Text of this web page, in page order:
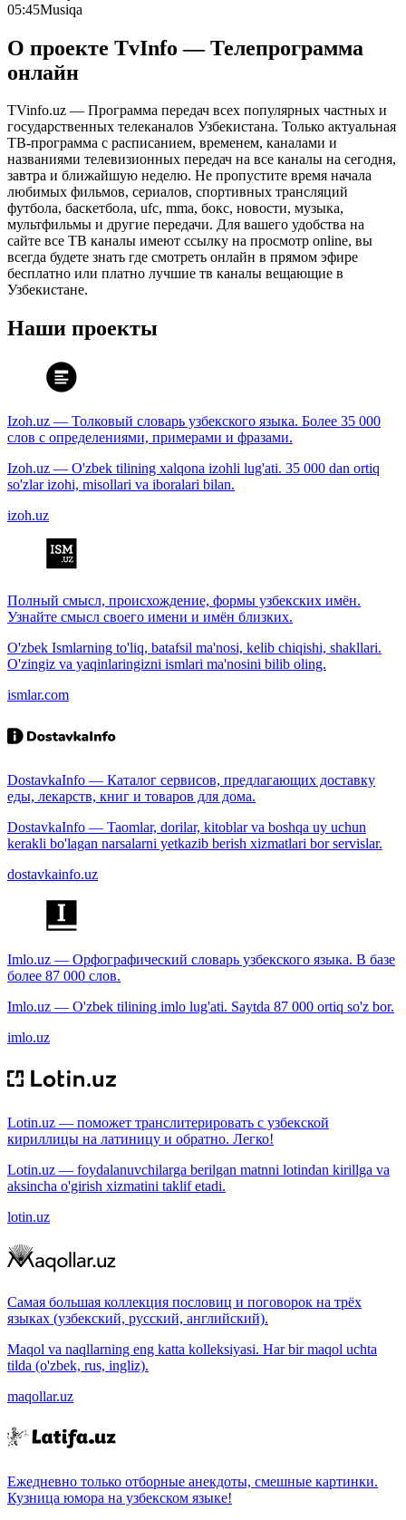
05:45Musiqa
О проекте TvInfo — Телепрограмма
онлайн
TVinfo.uz — Программа передач всех популярных частных и
государственных телеканалов Узбекистана. Только актуальная
ТВ-программа с расписанием, временем, каналами и
названиями телевизионных передач на все каналы на сегодня,
завтра и ближайшую неделю. Не пропустите время начала
любимых фильмов, сериалов, спортивных трансляций
футбола, баскетбола, ufc, mma, бокс, новости, музыка,
мультфильмы и другие передачи. Для вашего удобства на
сайте все ТВ каналы имеют ссылку на просмотр online, вы
всегда будете знать где смотреть онлайн в прямом эфире
бесплатно или платно лучшие тв каналы вещающие в
Узбекистане.
Наши проекты
Izoh.uz — Толковый словарь узбекского языка. Более 35 000
слов с определениями, примерами и фразами.
Izoh.uz — O'zbek tilining xalqona izohli lug'ati. 35 000 dan ortiq
so'zlar izohi, misollari va iboralari bilan.
izoh.uz
Полный смысл, происхождение, формы узбекских имён.
Узнайте смысл своего имени и имён близких.
O'zbek Ismlarning to'liq, batafsil ma'nosi, kelib chiqishi, shakllari.
O'zingiz va yaqinlaringizni ismlari ma'nosini bilib oling.
ismlar.com
DostavkaInfo — Каталог сервисов, предлагающих доставку
еды, лекарств, книг и товаров для дома.
DostavkaInfo — Taomlar, dorilar, kitoblar va boshqa uy uchun
kerakli bo'lagan narsalarni yetkazib berish xizmatlari bor servislar.
dostavkainfo.uz
Imlo.uz — Орфографический словарь узбекского языка. В базе
более 87 000 слов.
Imlo.uz — O'zbek tilining imlo lug'ati. Saytda 87 000 ortiq so'z bor.
imlo.uz
Lotin.uz — поможет транслитерировать с узбекской
кириллицы на латиницу и обратно. Легко!
Lotin.uz — foydalanuvchilarga berilgan matnni lotindan kirillga va
aksincha o'girish xizmatini taklif etadi.
lotin.uz
Самая большая коллекция пословиц и поговорок на трёх
языках (узбекский, русский, английский).
Maqol va naqllarning eng katta kolleksiyasi. Har bir maqol uchta
tilda (o'zbek, rus, ingliz).
maqollar.uz
Ежедневно только отборные анекдоты, смешные картинки.
Кузница юмора на узбекском языке!